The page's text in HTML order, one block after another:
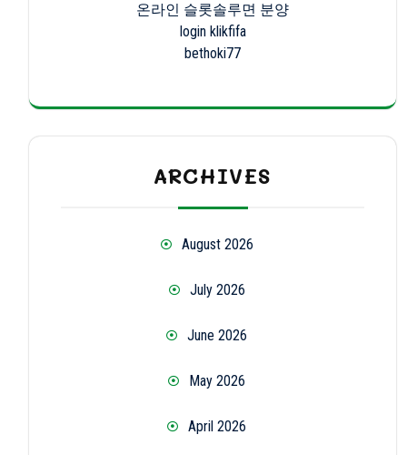
온라인 슬롯솔루면 분양
login klikfifa
bethoki77
ARCHIVES
August 2026
July 2026
June 2026
May 2026
April 2026